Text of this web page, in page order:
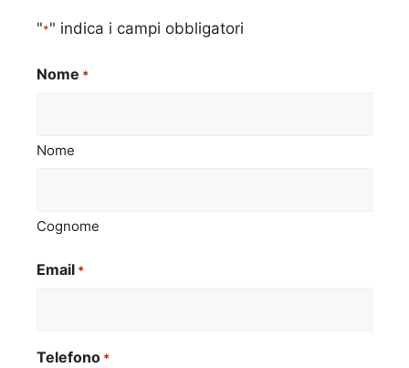
"*" indica i campi obbligatori
Nome *
Nome
Cognome
Email *
Telefono *